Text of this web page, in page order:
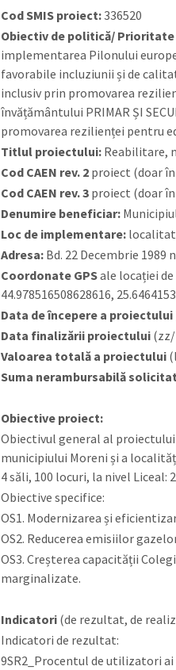
Cod SMIS proiect:336520
Obiectiv de politică/
implementarea Pilonului
favorabile incluziunii și de
inclusiv prin promovarea
învățământului PRIMAR ȘI
promovarea rezilienței pentru
Titlul proiectului: Reabilitare,
Cod CAEN rev. 2 proiect (doar
Cod CAEN rev. 3 proiect (doar
Denumire beneficiar:
Loc de implementare:
Adresa: Bd. 22 Decembrie 1989
Coordonate GPSale locației
44.978516508628616,
Data de începere a proiectului
Data finalizării proiectului
Valoarea totală a proiectului
Suma nerambursabilă
Obiective proiect:
Obiectivul general al
municipiului Moreni și a
4 săli, 100 locuri, la nivel Liceal:
Obiective specifice:
OS1. Modernizarea și
OS2. Reducerea emisiilor
OS3. Creșterea capacității
marginalizate.
Indicatori (de rezultat, de
Indicatori de rezultat:
9SR2_Procentul de utilizatori